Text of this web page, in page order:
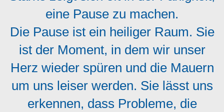
eine Pause zu machen.
Die Pause ist ein heiliger Raum. Sie
ist der Moment, in dem wir unser
Herz wieder spüren und die Mauern
um uns leiser werden. Sie lässt uns
erkennen, dass Probleme, die